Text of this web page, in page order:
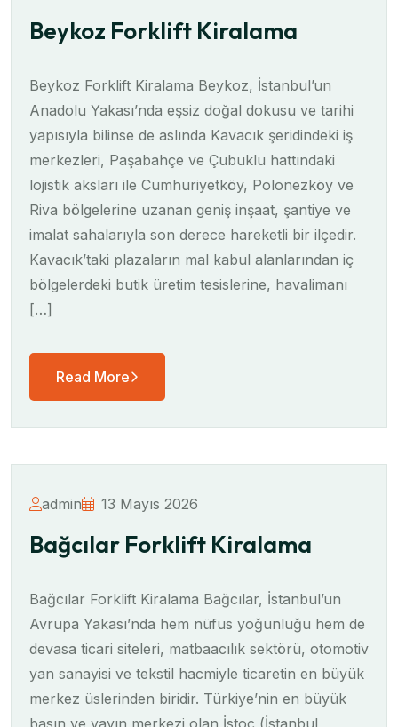
Beykoz Forklift Kiralama
Beykoz Forklift Kiralama Beykoz, İstanbul’un
Anadolu Yakası’nda eşsiz doğal dokusu ve tarihi
yapısıyla bilinse de aslında Kavacık şeridindeki iş
merkezleri, Paşabahçe ve Çubuklu hattındaki
lojistik aksları ile Cumhuriyetköy, Polonezköy ve
Riva bölgelerine uzanan geniş inşaat, şantiye ve
imalat sahalarıyla son derece hareketli bir ilçedir.
Kavacık’taki plazaların mal kabul alanlarından iç
bölgelerdeki butik üretim tesislerine, havalimanı
[…]
Read More
admin 13 Mayıs 2026
Bağcılar Forklift Kiralama
Bağcılar Forklift Kiralama Bağcılar, İstanbul’un
Avrupa Yakası’nda hem nüfus yoğunluğu hem de
devasa ticari siteleri, matbaacılık sektörü, otomotiv
yan sanayisi ve tekstil hacmiyle ticaretin en büyük
merkez üslerinden biridir. Türkiye’nin en büyük
basın ve yayın merkezi olan İstoc (İstanbul